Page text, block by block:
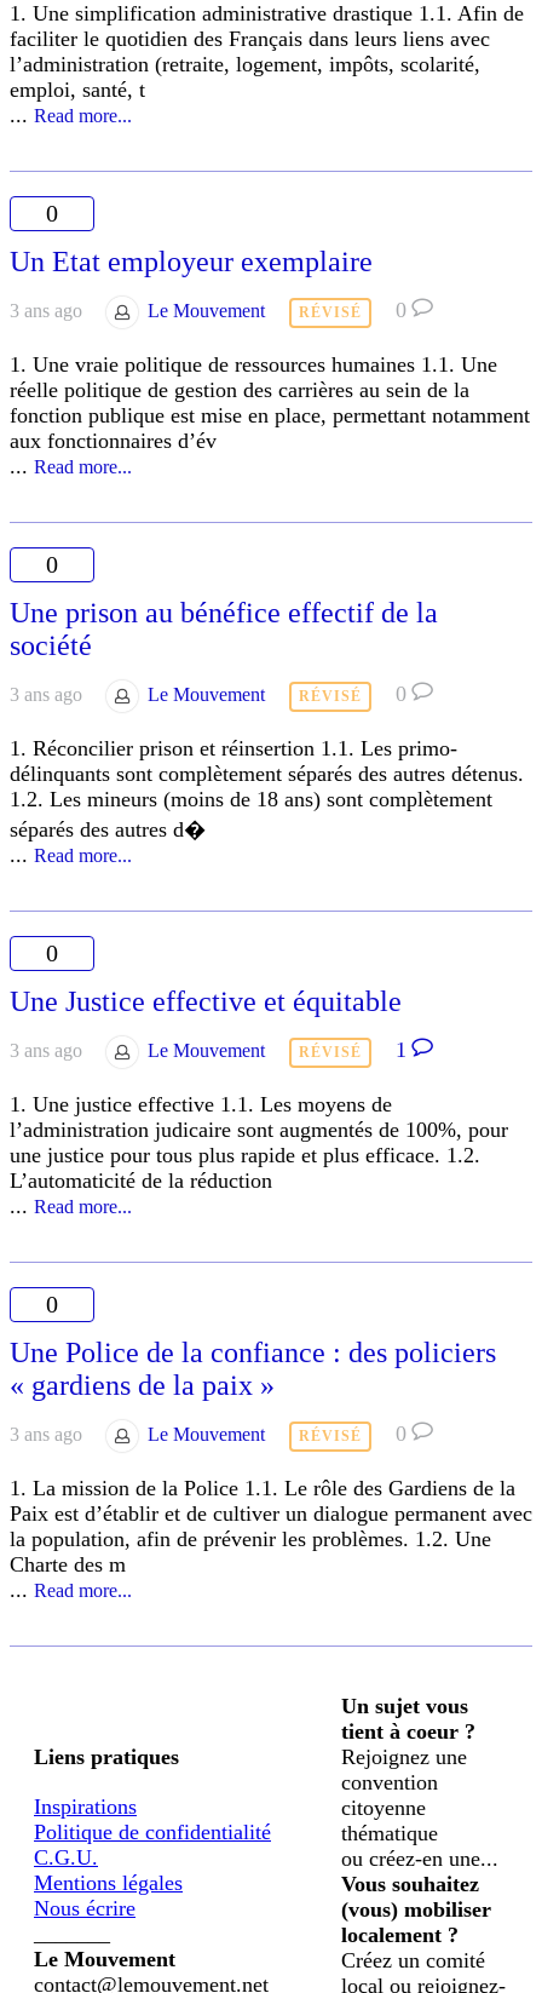
1. Une simplification administrative drastique 1.1. Afin de
faciliter le quotidien des Français dans leurs liens avec
l’administration (retraite, logement, impôts, scolarité,
emploi, santé, t
... Read more...
0
Un Etat employeur exemplaire
3 ans ago Le Mouvement RÉVISÉ 0
1. Une vraie politique de ressources humaines 1.1. Une
réelle politique de gestion des carrières au sein de la
fonction publique est mise en place, permettant notamment
aux fonctionnaires d’év
... Read more...
0
Une prison au bénéfice effectif de la
société
3 ans ago Le Mouvement RÉVISÉ 0
1. Réconcilier prison et réinsertion 1.1. Les primo-
délinquants sont complètement séparés des autres détenus.
1.2. Les mineurs (moins de 18 ans) sont complètement
séparés des autres d�
... Read more...
0
Une Justice effective et équitable
3 ans ago Le Mouvement RÉVISÉ 1
1. Une justice effective 1.1. Les moyens de
l’administration judicaire sont augmentés de 100%, pour
une justice pour tous plus rapide et plus efficace. 1.2.
L’automaticité de la réduction
... Read more...
0
Une Police de la confiance : des policiers
« gardiens de la paix »
3 ans ago Le Mouvement RÉVISÉ 0
1. La mission de la Police 1.1. Le rôle des Gardiens de la
Paix est d’établir et de cultiver un dialogue permanent avec
la population, afin de prévenir les problèmes. 1.2. Une
Charte des m
... Read more...
Liens pratiques
Inspirations
Politique de confidentialité
C.G.U.
Mentions légales
Nous écrire
Le Mouvement
contact@lemouvement.net
Un sujet vous
tient à coeur ?
Rejoignez une
convention
citoyenne
thématique
ou créez-en une...
Vous souhaitez
(vous) mobiliser
localement ?
Créez un comité
local ou rejoignez-